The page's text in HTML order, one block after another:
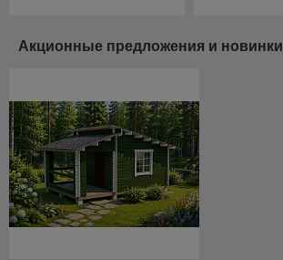
Акционные предложения и новинки